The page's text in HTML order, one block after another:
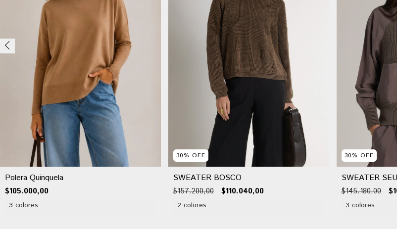
Polera Quinquela
$105.000,00
3 colores
30% OFF
SWEATER BOSCO
$157.200,00 $110.040,00
2 colores
30% OFF
SWEATER
$145.180,00
3 colores